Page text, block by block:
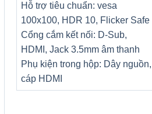
Hỗ trợ tiêu chuẩn: vesa
100x100, HDR 10, Flicker Safe
Cổng cắm kết nối: D-Sub,
HDMI, Jack 3.5mm âm thanh
Phụ kiện trong hộp: Dây nguồn,
cáp HDMI